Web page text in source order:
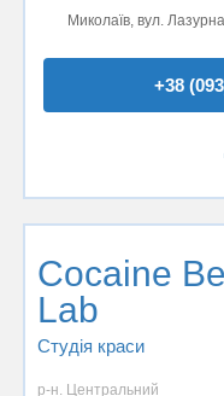
Миколаїв, вул.
+38
Cocaine
Lab
Студія краси
р-н. Центральний